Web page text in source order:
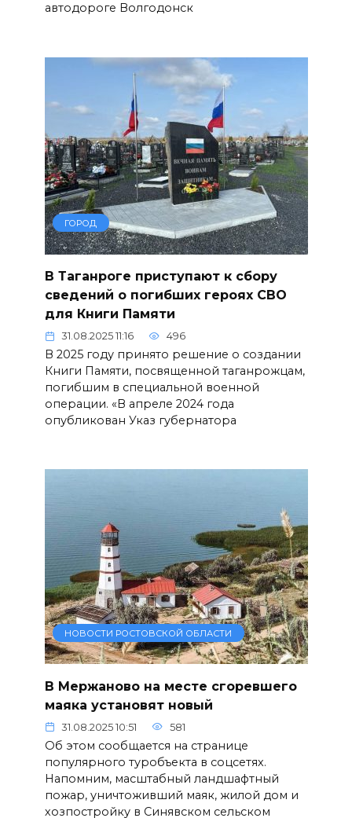
автодороге Волгодонск
ГОРОД
В Таганроге приступают к сбору
сведений о погибших героях СВО
для Книги Памяти
31.08.2025 11:16 496
В 2025 году принято решение о создании
Книги Памяти, посвященной таганрожцам,
погибшим в специальной военной
операции. «В апреле 2024 года
опубликован Указ губернатора
НОВОСТИ РОСТОВСКОЙ ОБЛАСТИ
В Мержаново на месте сгоревшего
маяка установят новый
31.08.2025 10:51 581
Об этом сообщается на странице
популярного туробъекта в соцсетях.
Напомним, масштабный ландшафтный
пожар, уничтоживший маяк, жилой дом и
хозпостройку в Синявском сельском